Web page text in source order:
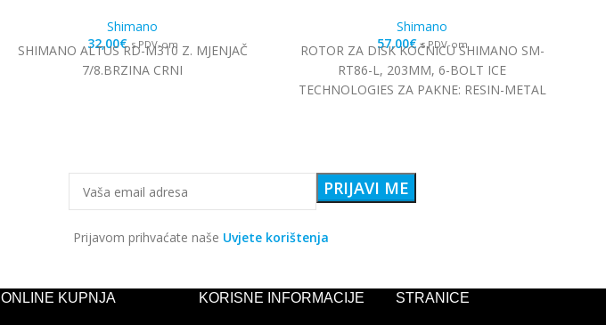
Shimano
32,00€ s PDV-om
SHIMANO ALTUS RD-M310 Z. MJENJAČ
7/8.BRZINA CRNI
Shimano
57,00€ s PDV-om
ROTOR ZA DISK KOČNICU SHIMANO SM-
RT86-L, 203MM, 6-BOLT ICE
TECHNOLOGIES ZA PAKNE: RESIN-METAL
Prijavom prihvaćate naše Uvjete korištenja
ONLINE KUPNJA KORISNE INFORMACIJE STRANICE